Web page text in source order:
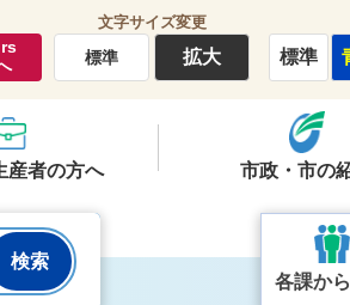
政
文字サイズ変更
標準 拡大 標準
産者の方へ 市政・市の
各課か